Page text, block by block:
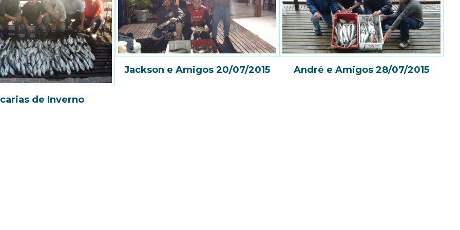
de Inverno
Jackson e Amigos 20/07/2015 André e Amigos 28/07/2015